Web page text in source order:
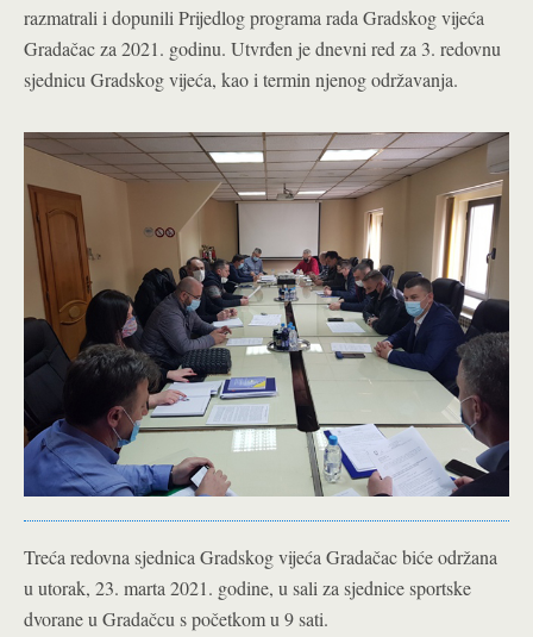
razmatrali i dopunili Prijedlog programa rada Gradskog vijeća
Gradačac za 2021. godinu. Utvrđen je dnevni red za 3. redovnu
sjednicu Gradskog vijeća, kao i termin njenog održavanja.
Treća redovna sjednica Gradskog vijeća Gradačac biće održana
u utorak, 23. marta 2021. godine, u sali za sjednice sportske
dvorane u Gradačcu s početkom u 9 sati.